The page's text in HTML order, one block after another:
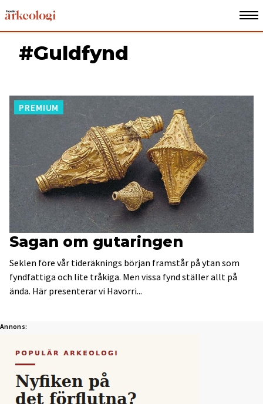
#Guldfynd
PREMIUM
Sagan om gutaringen
Seklen före vår tideräknings början framstår på ytan som
fyndfattiga och lite tråkiga. Men vissa fynd ställer allt på
ända. Här presenterar vi Havorri...
Annons: